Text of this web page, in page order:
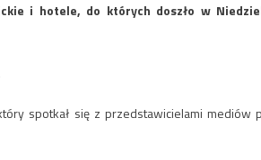
i hotele, do których doszło w
spotkał się z przedstawicielami mediów